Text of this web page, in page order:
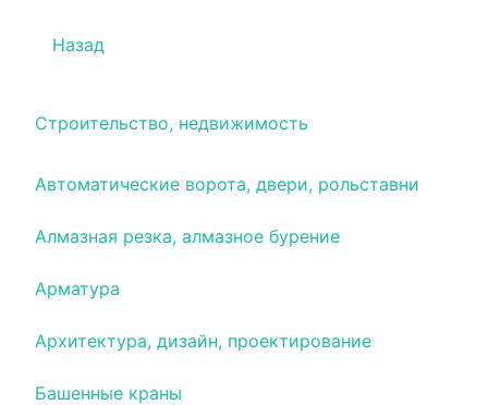
Назад
Строительство, недвижимость
Автоматические ворота, двери, рольставни
Алмазная резка, алмазное бурение
Арматура
Архитектура, дизайн, проектирование
Башенные краны